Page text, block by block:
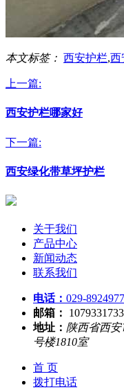
本文标签： 西安护栏,西
上一篇:
西安护栏哪家好
下一篇:
西安绿化带草坪护栏
关于我们
产品中心
新闻动态
联系我们
电话： 029-
邮箱：
地址： 陕西省西
号楼1810室
首 页
拨打电话